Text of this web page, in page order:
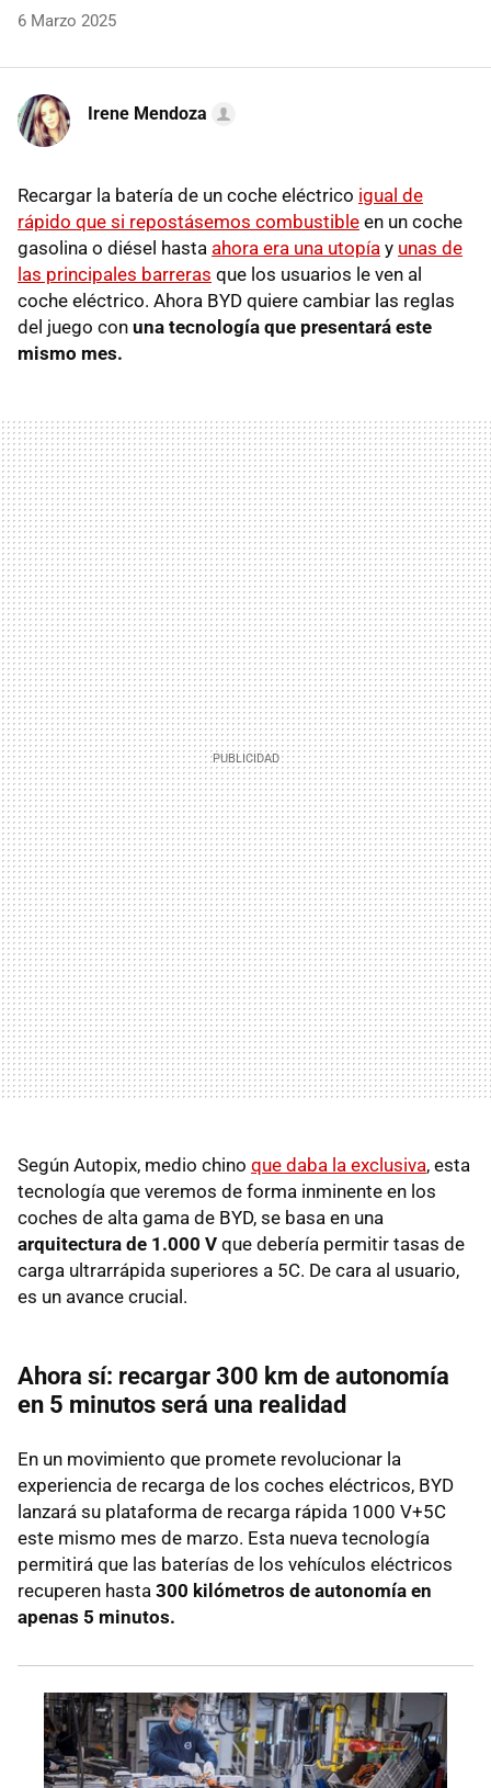
6 Marzo 2025
Irene Mendoza
Recargar la batería de un coche eléctrico igual de
rápido que si repostásemos combustible en un coche
gasolina o diésel hasta ahora era una utopía y unas de
las principales barreras que los usuarios le ven al
coche eléctrico. Ahora BYD quiere cambiar las reglas
del juego con una tecnología que presentará este
mismo mes.
Según Autopix, medio chino que daba la exclusiva, esta
tecnología que veremos de forma inminente en los
coches de alta gama de BYD, se basa en una
arquitectura de 1.000 V que debería permitir tasas de
carga ultrarrápida superiores a 5C. De cara al usuario,
es un avance crucial.
Ahora sí: recargar 300 km de autonomía
en 5 minutos será una realidad
En un movimiento que promete revolucionar la
experiencia de recarga de los coches eléctricos, BYD
lanzará su plataforma de recarga rápida 1000 V+5C
este mismo mes de marzo. Esta nueva tecnología
permitirá que las baterías de los vehículos eléctricos
recuperen hasta 300 kilómetros de autonomía en
apenas 5 minutos.